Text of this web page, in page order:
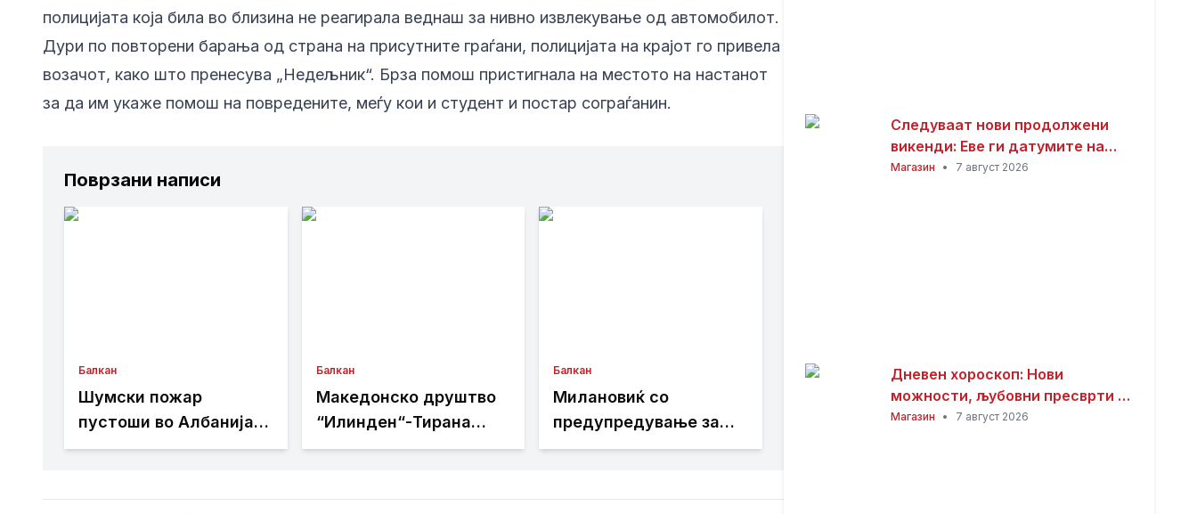
полицијата која била во близина не реагирала веднаш за нивно извлекување од автомобилот.
Дури по повторени барања од страна на присутните граѓани, полицијата на крајот го привела
возачот, како што пренесува „Недељник“. Брза помош пристигнала на местото на настанот
за да им укаже помош на повредените, меѓу кои и студент и постар сограѓанин.
Поврзани написи
Балкан
Шумски пожар
пустоши во Албанија,
жителите бегаат од
Балкан
Македонско друштво
“Илинден“-Тирана
бара официјалната
Општина Пустец да
Балкан
Милановиќ со
предупредување за
регионот:
Србија бара внимание
Следуваат нови продолжени
викенди: Еве ги датумите на
следните неработни денови
Магазин • 7 август 2026
Дневен хороскоп: Нови
можности, љубовни пресврти и
совети за здравјето за сите
Магазин • 7 август 2026